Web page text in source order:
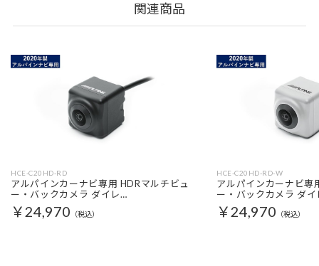
関連商品
HCE-C20HD-RD
アルパインカーナビ専用 HDRマルチビュ
ー・バックカメラ ダイレ…
￥24,970 （税込）
HCE-C20HD-RD-W
アルパインカーナビ専
ー・バックカメラ ダ
￥24,970 （税込）